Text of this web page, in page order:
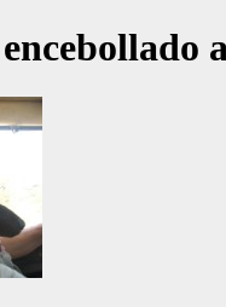
encebollado